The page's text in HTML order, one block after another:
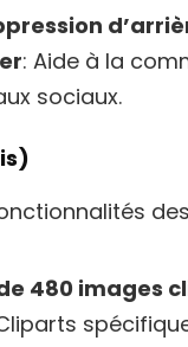
: Aide à la
sociaux.
480 images